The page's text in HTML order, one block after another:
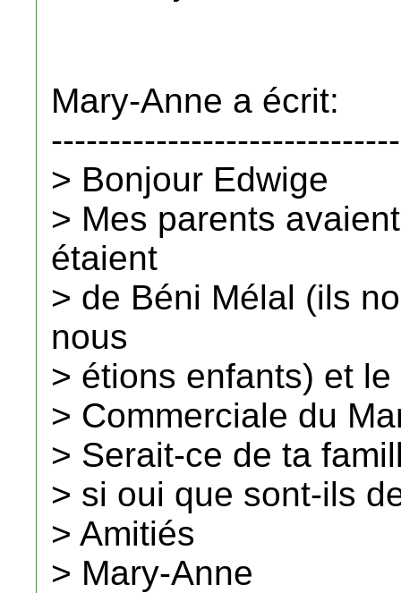
Mary-Anne a écrit:
> Bonjour Edwige
> Mes parents
étaient
> de Béni Mélal (ils
nous
> étions enfants) et
> Commerciale du
> Serait-ce de ta
> si oui que sont-ils
> Amitiés
> Mary-Anne